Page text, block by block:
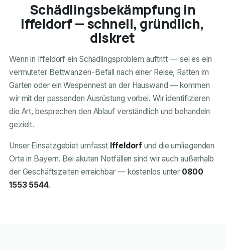
Schädlingsbekämpfung in
Iffeldorf — schnell, gründlich,
diskret
Wenn in Iffeldorf ein Schädlingsproblem auftritt — sei es ein
vermuteter Bettwanzen-Befall nach einer Reise, Ratten im
Garten oder ein Wespennest an der Hauswand — kommen
wir mit der passenden Ausrüstung vorbei. Wir identifizieren
die Art, besprechen den Ablauf verständlich und behandeln
gezielt.
Unser Einsatzgebiet umfasst Iffeldorf und die umliegenden
Orte in Bayern. Bei akuten Notfällen sind wir auch außerhalb
der Geschäftszeiten erreichbar — kostenlos unter 0800
1553 5544.